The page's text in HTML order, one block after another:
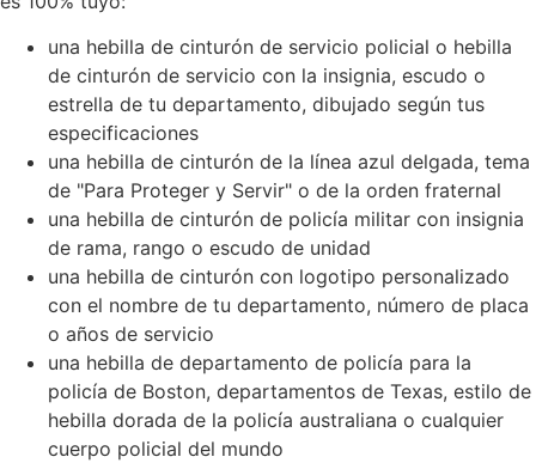
una hebilla de cinturón de servicio policial o hebilla
de cinturón de servicio con la insignia, escudo o
estrella de tu departamento, dibujado según tus
especificaciones
una hebilla de cinturón de la línea azul delgada, tema
de "Para Proteger y Servir" o de la orden fraternal
una hebilla de cinturón de policía militar con insignia
de rama, rango o escudo de unidad
una hebilla de cinturón con logotipo personalizado
con el nombre de tu departamento, número de placa
o años de servicio
una hebilla de departamento de policía para la
policía de Boston, departamentos de Texas, estilo de
hebilla dorada de la policía australiana o cualquier
cuerpo policial del mundo